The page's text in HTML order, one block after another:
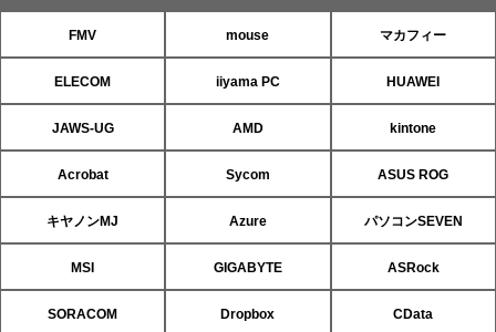
FMV mouse マカフィー
ELECOM iiyama PC HUAWEI
JAWS-UG AMD kintone
Acrobat Sycom ASUS ROG
キヤノンMJ Azure パソコンSEVEN
MSI GIGABYTE ASRock
SORACOM Dropbox CData